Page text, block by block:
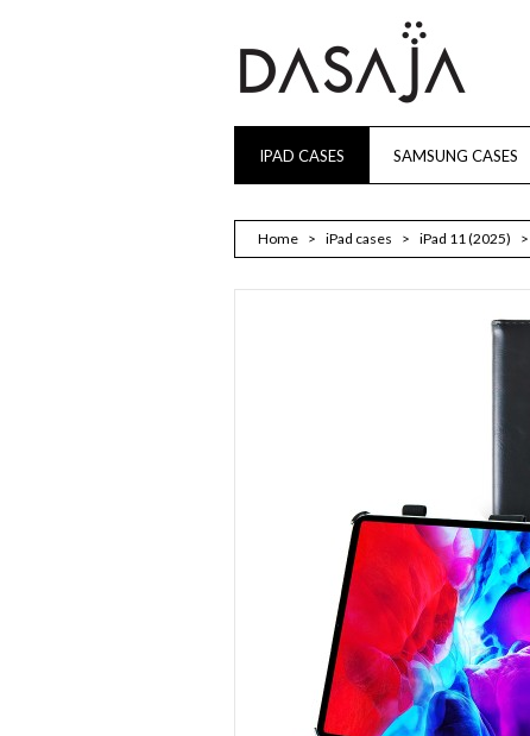
IPAD CASES SAMSUNG CASES
Home > iPad cases > iPad 11 (2025) >